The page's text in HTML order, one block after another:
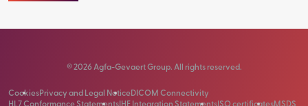
©2026 Agfa-Gevaert Group. All rights reserved.
CookiesPrivacy and Legal Notice DICOM Connectivity